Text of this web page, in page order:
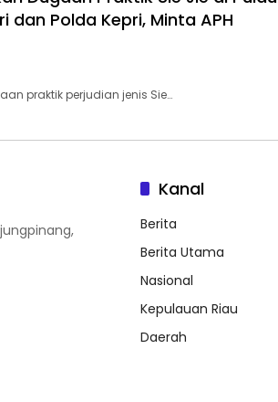
dan Polda Kepri, Minta APH
praktik perjudian jenis Sie…
Kanal
Berita
Berita Utama
Nasional
Kepulauan Riau
Daerah